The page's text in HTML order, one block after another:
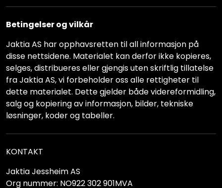
Betingelser og vilkår
Jaktia AS har opphavsretten til all informasjon på
disse nettsidene. Materialet kan derfor ikke kopieres,
selges, distribueres eller gjengis uten skriftlig tillatelse
fra Jaktia AS, vi forbeholder oss alle rettigheter til
dette materialet. Dette gjelder både videreformidling,
salg og kopiering av informasjon, bilder, tekniske
løsninger, koder og tabeller.
KONTAKT
Jaktia Jessheim AS
Org nummer: NO922 302 901MVA